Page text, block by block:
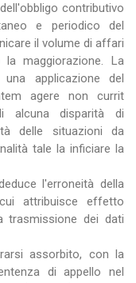
contributivo
e periodico del
il volume di affari
maggiorazione. La
applicazione del
agere non currit
alcuna disparità di
delle situazioni da
tale la inficiare la
l'erroneità della
attribuisce effetto
trasmissione dei dati
assorbito, con la
di appello nel